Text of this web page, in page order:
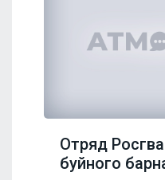
Отряд
буйного